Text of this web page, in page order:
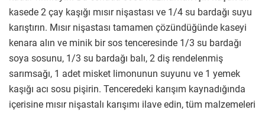
kasede 2 çay kaşığı mısır nişastası ve 1/4 su bardağı suyu
karıştırın. Mısır nişastası tamamen çözündüğünde kaseyi
kenara alın ve minik bir sos tenceresinde 1/3 su bardağı
soya sosunu, 1/3 su bardağı balı, 2 diş rendelenmiş
sarımsağı, 1 adet misket limonunun suyunu ve 1 yemek
kaşığı acı sosu pişirin. Tenceredeki karışım kaynadığında
içerisine mısır nişastalı karışımı ilave edin, tüm malzemeleri